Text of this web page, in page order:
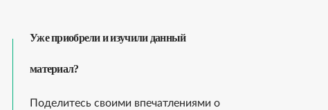
Уже приобрели и изучили данный
материал?
Поделитесь своими впечатлениями о